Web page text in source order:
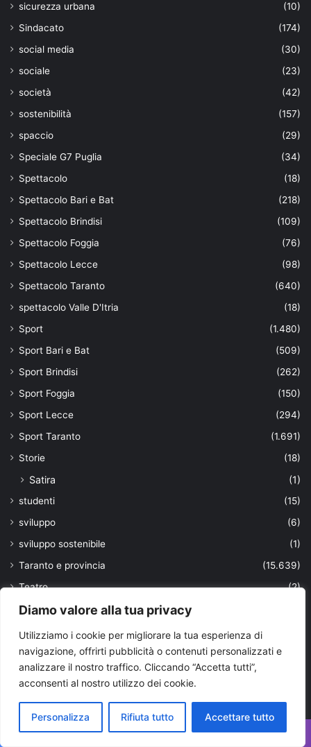
Diamo valore alla tua privacy
Utilizziamo i cookie per migliorare la tua esperienza di
navigazione, offrirti pubblicità o contenuti personalizzati e
analizzare il nostro traffico. Cliccando “Accetta tutti”,
acconsenti al nostro utilizzo dei cookie.
Personalizza Rifiuta tutto Accettare tutto
sicurezza urbana
(10)
Sindacato
(174)
social media
(30)
sociale
(23)
società
(42)
sostenibilità
(157)
spaccio
(29)
Speciale G7 Puglia
(34)
Spettacolo
(18)
Spettacolo Bari e Bat
(218)
Spettacolo Brindisi
(109)
Spettacolo Foggia
(76)
Spettacolo Lecce
(98)
Spettacolo Taranto
(640)
spettacolo Valle D'Itria
(18)
Sport
(1.480)
Sport Bari e Bat
(509)
Sport Brindisi
(262)
Sport Foggia
(150)
Sport Lecce
(294)
Sport Taranto
(1.691)
Storie
(18)
Satira (1)
studenti
(15)
sviluppo
(6)
sviluppo sostenibile
(1)
Taranto e provincia
(15.639)
Teatro
(2)
Tecnologia
Tendenze
Territorio
(118)
Top News
truffa